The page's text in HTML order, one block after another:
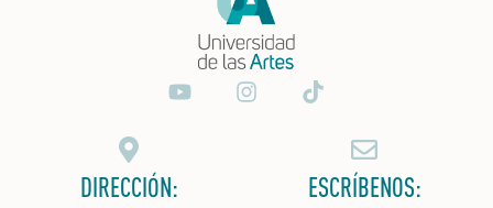
DIRECCIÓN: ESCRÍBENOS: